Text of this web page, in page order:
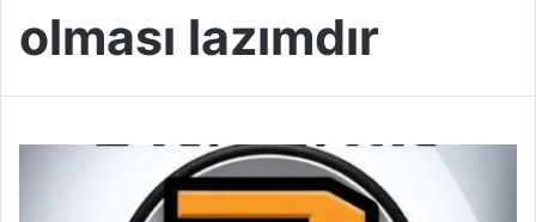
olması lazımdır